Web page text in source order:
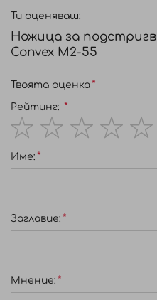
Ти оценяваш:
Ножица за
Convex M2-55
Твоята оценка
Рейтинг:
star
stars
stars
stars
stars
Име:
Заглавиe:
Мнение: